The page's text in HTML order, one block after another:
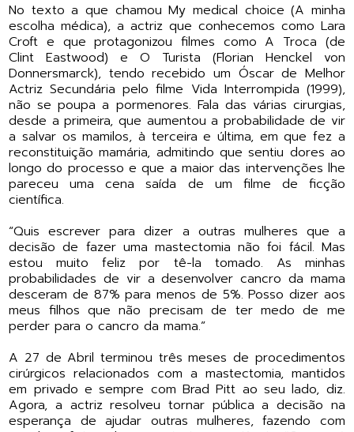
No texto a que chamou My medical choice (A minha
escolha médica), a actriz que conhecemos como Lara
Croft e que protagonizou filmes como A Troca (de
Clint Eastwood) e O Turista (Florian Henckel von
Donnersmarck), tendo recebido um Óscar de Melhor
Actriz Secundária pelo filme Vida Interrompida (1999),
não se poupa a pormenores. Fala das várias cirurgias,
desde a primeira, que aumentou a probabilidade de vir
a salvar os mamilos, à terceira e última, em que fez a
reconstituição mamária, admitindo que sentiu dores ao
longo do processo e que a maior das intervenções lhe
pareceu uma cena saída de um filme de ficção
científica.
“Quis escrever para dizer a outras mulheres que a
decisão de fazer uma mastectomia não foi fácil. Mas
estou muito feliz por tê-la tomado. As minhas
probabilidades de vir a desenvolver cancro da mama
desceram de 87% para menos de 5%. Posso dizer aos
meus filhos que não precisam de ter medo de me
perder para o cancro da mama.”
A 27 de Abril terminou três meses de procedimentos
cirúrgicos relacionados com a mastectomia, mantidos
em privado e sempre com Brad Pitt ao seu lado, diz.
Agora, a actriz resolveu tornar pública a decisão na
esperança de ajudar outras mulheres, fazendo com